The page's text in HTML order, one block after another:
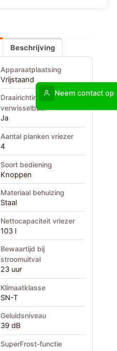
Beschrijving
Apparaatplaatsing
Vrijstaand
Draairichting deur
verwisselbaar
Ja
Aantal planken vriezer
4
Soort bediening
Knoppen
Materiaal behuizing
Staal
Nettocapaciteit vriezer
103 l
Bewaartijd bij
stroomuitval
23 uur
Klimaatklasse
SN-T
Geluidsniveau
39 dB
SuperFrost-functie
Neem contact op